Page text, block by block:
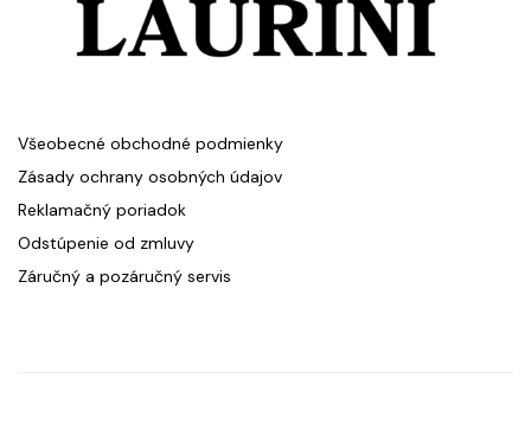
Všeobecné obchodné podmienky
Zásady ochrany osobných údajov
Reklamačný poriadok
Odstúpenie od zmluvy
Záručný a pozáručný servis